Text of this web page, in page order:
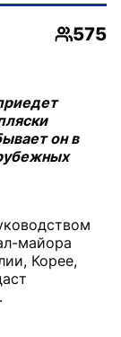
575
он в
майора
Корее,